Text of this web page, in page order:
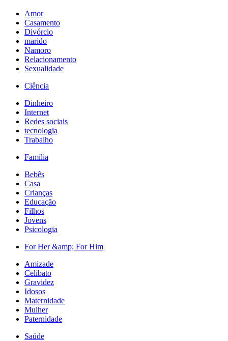
Amor
Casamento
Divórcio
marido
Namoro
Relacionamento
Sexualidade
Ciência
Dinheiro
Internet
Redes sociais
tecnologia
Trabalho
Família
Bebês
Casa
Crianças
Educação
Filhos
Jovens
Psicologia
For Her &amp; For Him
Amizade
Celibato
Gravidez
Idosos
Maternidade
Mulher
Paternidade
Saúde